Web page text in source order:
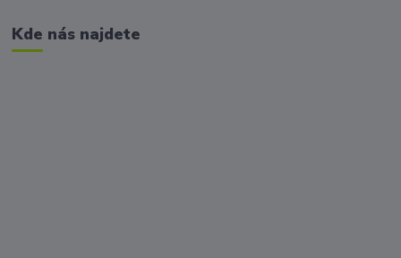
Kde nás najdete